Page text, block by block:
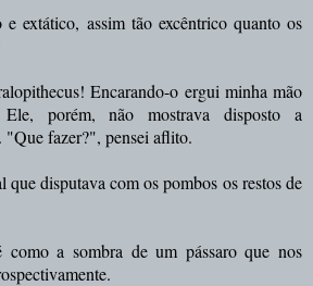
e extático, assim tão excêntrico quanto os
Encarando-o ergui minha mão
Ele, porém, não mostrava disposto a
"Que fazer?", pensei aflito.
que disputava com os pombos os restos de
a sombra de um pássaro que nos